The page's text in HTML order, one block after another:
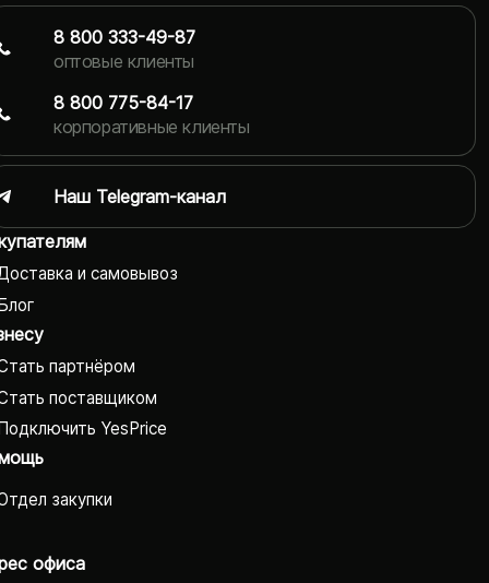
и самовывоз
партнёром
поставщиком
YesPrice
закупки
офиса
8 800 333-49-87
оптовые клиенты
8 800 775-84-17
корпоративные клиенты
Наш Telegram-канал